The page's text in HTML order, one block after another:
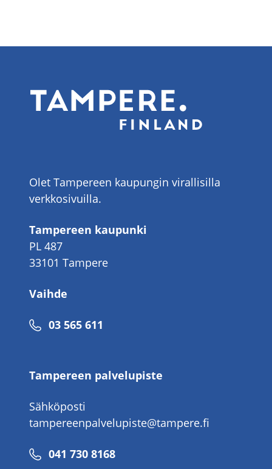
Olet Tampereen kaupungin virallisilla
verkkosivuilla.
Tampereen kaupunki
PL 487
33101 Tampere
Vaihde
Puhelinnumero
03 565 611
Tampereen palvelupiste
Sähköposti
tampereenpalvelupiste@tampere.fi
Puhelinnumero
041 730 8168